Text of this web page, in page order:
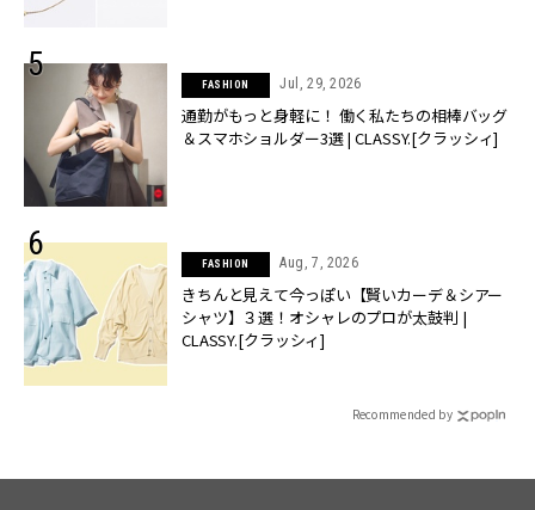
FASHION Jul, 29, 2026
通勤がもっと身軽に！ 働く私たちの相棒バッグ
＆スマホショルダー3選 | CLASSY.[クラッシィ]
FASHION Aug, 7, 2026
きちんと見えて今っぽい【賢いカーデ＆シアー
シャツ】３選！オシャレのプロが太鼓判 |
CLASSY.[クラッシィ]
Recommended by